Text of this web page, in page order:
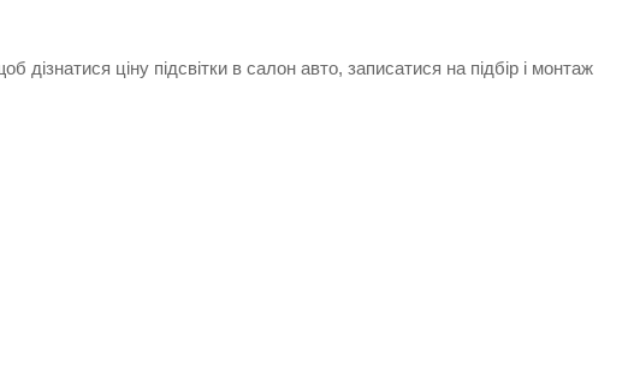
ціну підсвітки в салон авто, записатися на підбір і монтаж